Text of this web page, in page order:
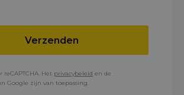
Verzenden
reCAPTCHA. Het privacybeleid en de
Google zijn van toepassing.